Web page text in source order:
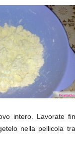
intero. Lavorate
nella pellicola